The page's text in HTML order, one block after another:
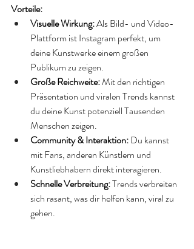
Vorteile:
Visuelle Wirkung: Als Bild- und Video-
Plattform ist Instagram perfekt, um
deine Kunstwerke einem großen
Publikum zu zeigen.
Große Reichweite: Mit den richtigen
Präsentation und viralen Trends kannst
du deine Kunst potenziell Tausenden
Menschen zeigen.
Community & Interaktion: Du kannst
mit Fans, anderen Künstlern und
Kunstliebhabern direkt interagieren.
Schnelle Verbreitung: Trends verbreiten
sich rasant, was dir helfen kann, viral zu
gehen.